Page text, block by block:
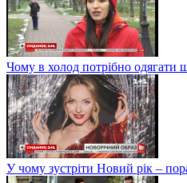
Чому в холод потрібно одягати
У чому зустріти Новий рік –